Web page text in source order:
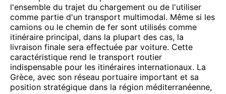
l'ensemble du trajet du chargement ou de l'utiliser
comme partie d'un transport multimodal. Même si les
camions ou le chemin de fer sont utilisés comme
itinéraire principal, dans la plupart des cas, la
livraison finale sera effectuée par voiture. Cette
caractéristique rend le transport routier
indispensable pour les itinéraires internationaux. La
Grèce, avec son réseau portuaire important et sa
position stratégique dans la région méditerranéenne,